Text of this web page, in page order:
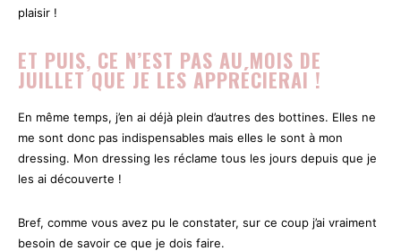
plaisir !
ET PUIS, CE N’EST PAS AU MOIS DE
JUILLET QUE JE LES APPRÉCIERAI !
En même temps, j’en ai déjà plein d’autres des bottines. Elles ne
me sont donc pas indispensables mais elles le sont à mon
dressing. Mon dressing les réclame tous les jours depuis que je
les ai découverte !
Bref, comme vous avez pu le constater, sur ce coup j’ai vraiment
besoin de savoir ce que je dois faire.